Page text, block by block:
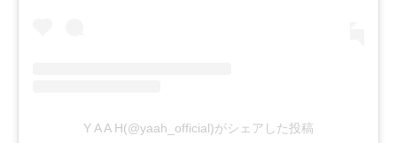
Y A A H(@yaah_official)がシェアした投稿